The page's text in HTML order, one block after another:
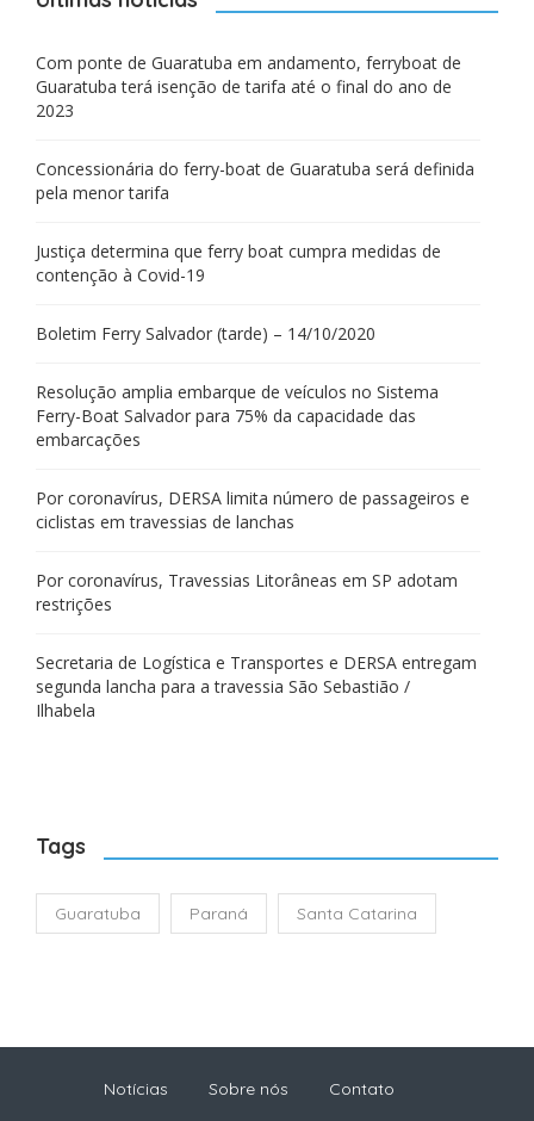
Com ponte de Guaratuba em andamento, ferryboat de
Guaratuba terá isenção de tarifa até o final do ano de
2023
Concessionária do ferry-boat de Guaratuba será definida
pela menor tarifa
Justiça determina que ferry boat cumpra medidas de
contenção à Covid-19
Boletim Ferry Salvador (tarde) – 14/10/2020
Resolução amplia embarque de veículos no Sistema
Ferry-Boat Salvador para 75% da capacidade das
embarcações
Por coronavírus, DERSA limita número de passageiros e
ciclistas em travessias de lanchas
Por coronavírus, Travessias Litorâneas em SP adotam
restrições
Secretaria de Logística e Transportes e DERSA entregam
segunda lancha para a travessia São Sebastião /
Ilhabela
Tags
Guaratuba Paraná Santa Catarina
Notícias Sobre nós Contato